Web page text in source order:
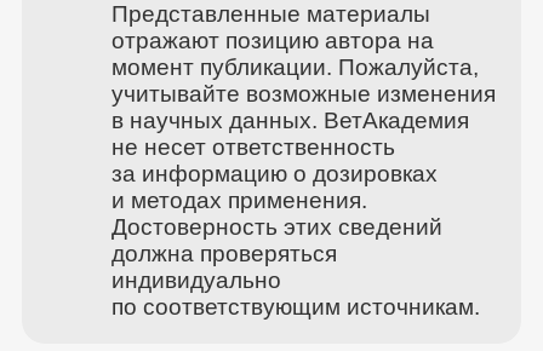
Представленные материалы
отражают позицию автора на
момент публикации. Пожалуйста,
учитывайте возможные изменения
в научных данных. ВетАкадемия
не несет ответственность
за информацию о дозировках
и методах применения.
Достоверность этих сведений
должна проверяться
индивидуально
по соответствующим источникам.